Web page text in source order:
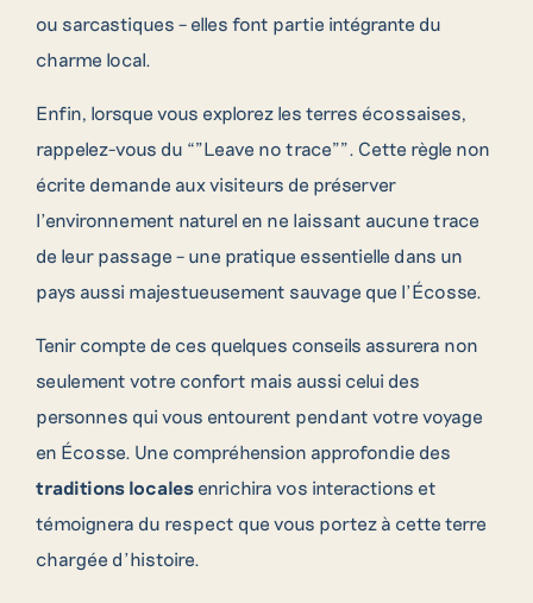
ou sarcastiques – elles font partie intégrante du
charme local.
Enfin, lorsque vous explorez les terres écossaises,
rappelez-vous du “”Leave no trace””. Cette règle non
écrite demande aux visiteurs de préserver
l’environnement naturel en ne laissant aucune trace
de leur passage – une pratique essentielle dans un
pays aussi majestueusement sauvage que l’Écosse.
Tenir compte de ces quelques conseils assurera non
seulement votre confort mais aussi celui des
personnes qui vous entourent pendant votre voyage
en Écosse. Une compréhension approfondie des
traditions locales enrichira vos interactions et
témoignera du respect que vous portez à cette terre
chargée d’histoire.